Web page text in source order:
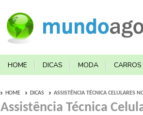
HOME DICAS MODA CARROS
HOME DICAS ASSISTÊNCIA TÉCNICA CELULARES
Assistência Técnica